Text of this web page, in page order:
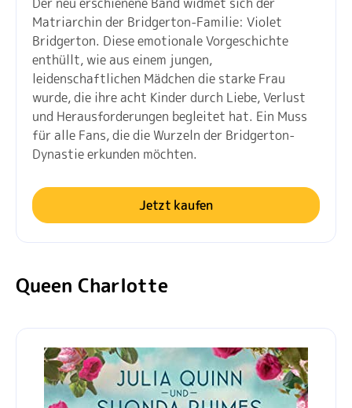
Matriarchin der Bridgerton-Familie: Violet
Bridgerton. Diese emotionale Vorgeschichte
enthüllt, wie aus einem jungen,
leidenschaftlichen Mädchen die starke Frau
wurde, die ihre acht Kinder durch Liebe, Verlust
und Herausforderungen begleitet hat. Ein Muss
für alle Fans, die die Wurzeln der Bridgerton-
Dynastie erkunden möchten.
Jetzt kaufen
Queen Charlotte